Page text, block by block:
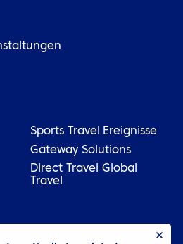
Sports Travel
Ereignisse
Gateway Solutions
Direct Travel Global
Travel